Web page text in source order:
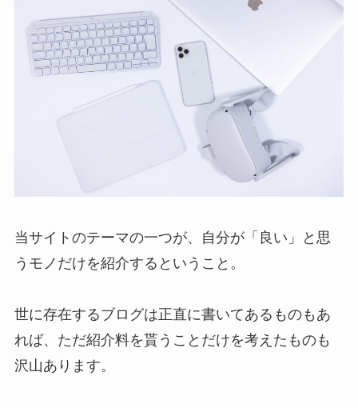
当サイトのテーマの一つが、自分が「良い」と思
うモノだけを紹介するということ。
世に存在するブログは正直に書いてあるものもあ
れば、ただ紹介料を貰うことだけを考えたものも
沢山あります。